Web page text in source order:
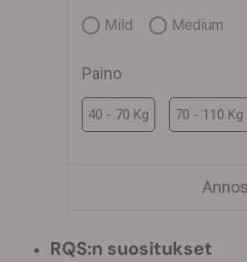
Mild Medium
Paino
40 - 70 Kg 70 - 110 Kg
RQS:n suositukset